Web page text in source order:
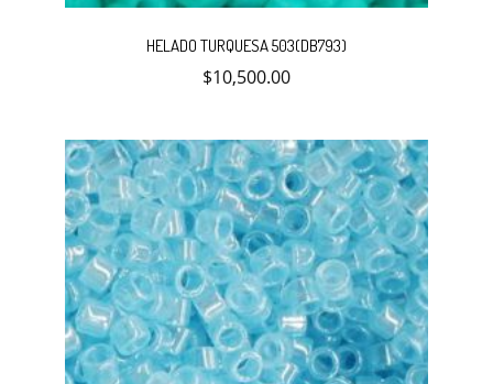
HELADO TURQUESA 503(DB793)
$10,500.00